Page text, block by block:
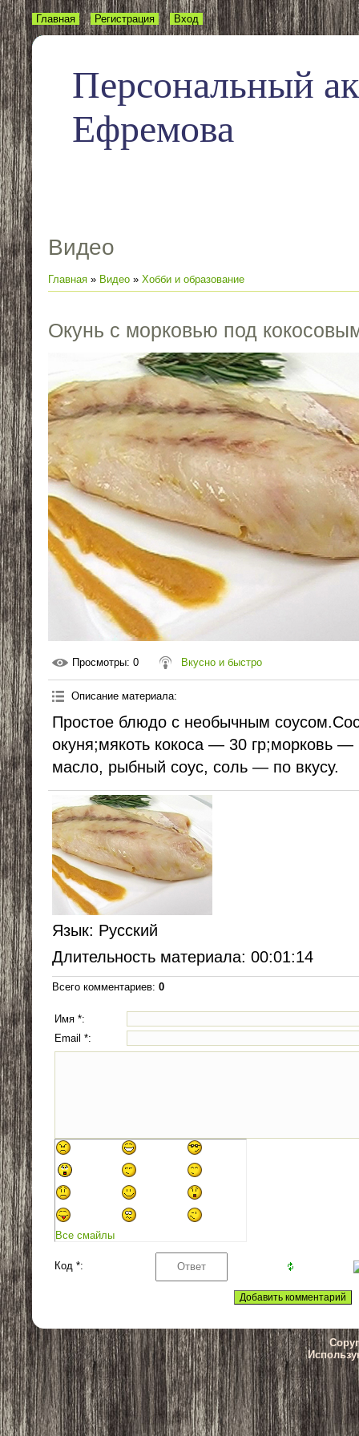
Персональный
Ефремова
Главная Регистрация Вход
Видео
Главная » Видео » Хобби и образование
Окунь с морковью под
Просмотры: 0 Вкусно и быстро
Описание материала:
Простое блюдо с необычным
окуня;мякоть кокоса — 30 гр;морковь —
масло, рыбный соус, соль — по вкусу.
Язык: Русский
Длительность материала: 00:01:14
Всего комментариев: 0
Имя *:
Email *:
Все смайлы
Код *: